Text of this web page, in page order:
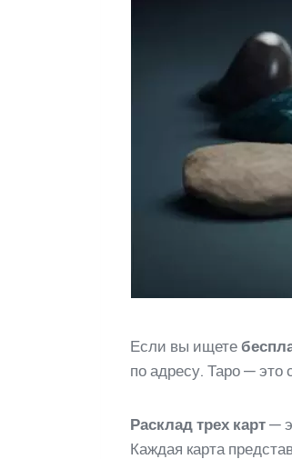
Если вы ищете
по адресу. Таро —
Расклад трех карт —
Каждая карта